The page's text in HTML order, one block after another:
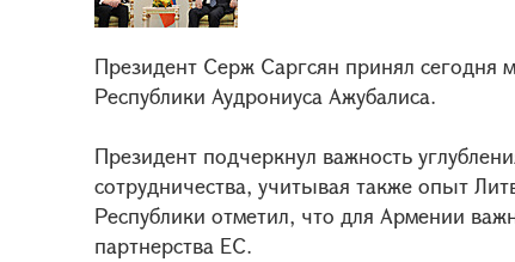
Президент Серж Саргсян принял сегодня
Республики Аудрониуса Ажубалиса.
Президент подчеркнул важность
сотрудничества, учитывая также опыт
Республики отметил, что для Армении
партнерства ЕС.